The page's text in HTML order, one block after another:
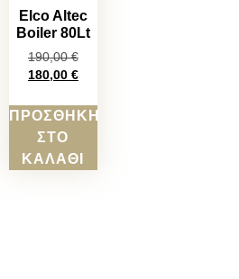
Elco Altec
Boiler 80Lt
190,00€
180,00 €
ΠΡΟΣΘΉΚΗ
ΣΤΟ
ΚΑΛΆΘΙ